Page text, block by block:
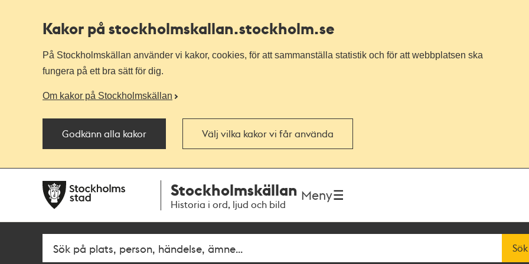
Kakor på stockholmskallan.stockholm.se
På Stockholmskällan använder vi kakor, cookies, för att sammanställa statistik och för att webbplatsen ska
fungera på ett bra sätt för dig.
Om kakor på Stockholmskällan
Godkänn alla kakor Välj vilka kakor vi får använda
navigationen
huvudinnehållet
Stockholmskällan
Historia i ord, ljud och bild
Meny
Fritextsök Sök